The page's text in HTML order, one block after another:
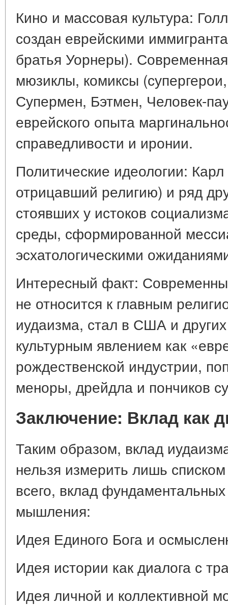
Кино и массовая культура:
создан еврейскими
братья Уорнеры).
мюзиклы, комиксы
Супермен, Бэтмен, Человек-
еврейского опыта
справедливости и иронии.
Политические идеологии:
отрицавший религию) и ряд
стоявших у истоков
среды, сформированной
эсхатологическими
Интересный факт:
не относится к главным
иудаизма, стал в США и
культурным явлением как
рождественской индустрии,
меноры, дрейдла и пончиков
Заключение: Вклад как
Таким образом, вклад
нельзя измерить лишь
всего, вклад
мышления:
Идея Единого Бога и
Идея истории как диалога с
Идея личной и коллективной